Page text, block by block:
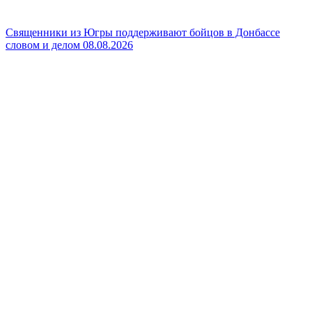
Священники из Югры поддерживают бойцов в Донбассе
словом и делом 08.08.2026